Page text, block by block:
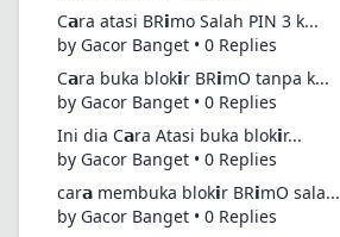
C𝗮ra atasi BR𝗶mo Salah PIN 3 k...
by Gacor Banget • 0 Replies
C𝗮ra buka blok𝗶r BR𝗶mO tanpa k...
by Gacor Banget • 0 Replies
Ini dia C𝗮ra Atasi buka blok𝗶r...
by Gacor Banget • 0 Replies
car𝗮 membuka blok𝗶r BR𝗶mO sala...
by Gacor Banget • 0 Replies